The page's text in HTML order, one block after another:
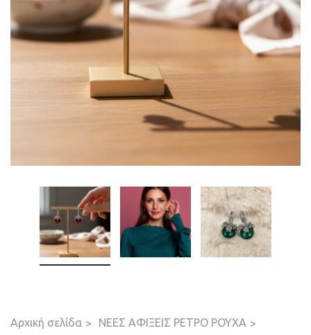
Αρχική σελίδα
ΝΕΕΣ ΑΦΙΞΕΙΣ ΡΕΤΡΟ ΡΟΥΧΑ